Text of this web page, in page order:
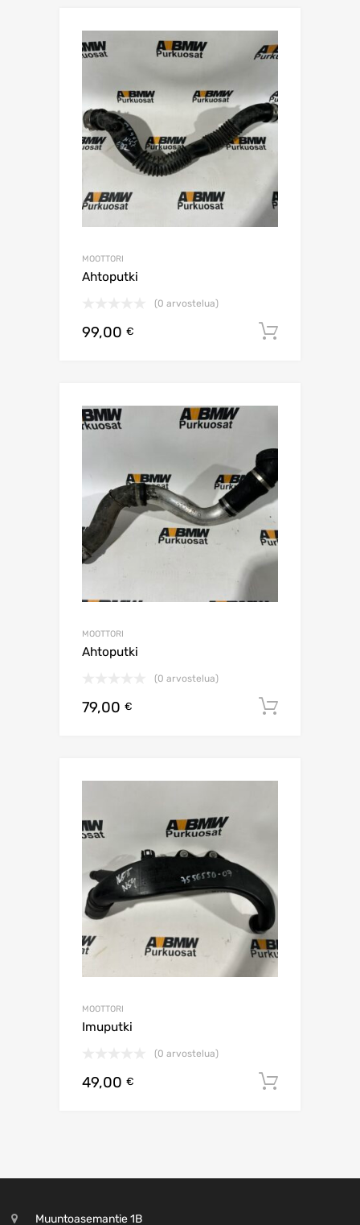
MOOTTORI
Ahtoputki
(0 arvostelua)
99,00 €
MOOTTORI
Ahtoputki
(0 arvostelua)
79,00 €
MOOTTORI
Imuputki
(0 arvostelua)
49,00 €
Muuntoasemantie 1B